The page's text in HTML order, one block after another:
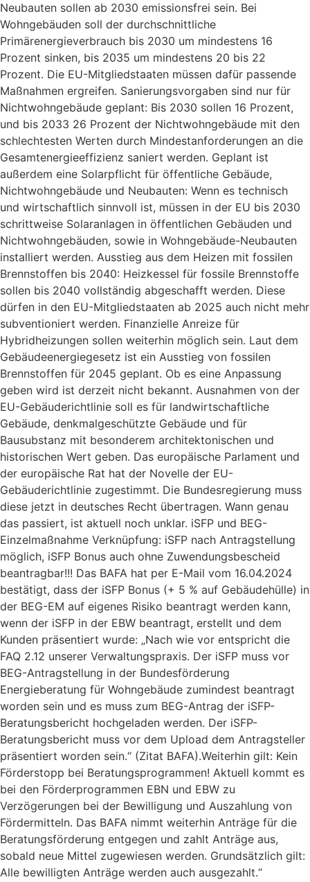
Neubauten sollen ab 2030 emissionsfrei sein. Bei
Wohngebäuden soll der durchschnittliche
Primärenergieverbrauch bis 2030 um mindestens 16
Prozent sinken, bis 2035 um mindestens 20 bis 22
Prozent. Die EU-Mitgliedstaaten müssen dafür passende
Maßnahmen ergreifen. Sanierungsvorgaben sind nur für
Nichtwohngebäude geplant: Bis 2030 sollen 16 Prozent,
und bis 2033 26 Prozent der Nichtwohngebäude mit den
schlechtesten Werten durch Mindestanforderungen an die
Gesamtenergieeffizienz saniert werden. Geplant ist
außerdem eine Solarpflicht für öffentliche Gebäude,
Nichtwohngebäude und Neubauten: Wenn es technisch
und wirtschaftlich sinnvoll ist, müssen in der EU bis 2030
schrittweise Solaranlagen in öffentlichen Gebäuden und
Nichtwohngebäuden, sowie in Wohngebäude-Neubauten
installiert werden. Ausstieg aus dem Heizen mit fossilen
Brennstoffen bis 2040: Heizkessel für fossile Brennstoffe
sollen bis 2040 vollständig abgeschafft werden. Diese
dürfen in den EU-Mitgliedstaaten ab 2025 auch nicht mehr
subventioniert werden. Finanzielle Anreize für
Hybridheizungen sollen weiterhin möglich sein. Laut dem
Gebäudeenergiegesetz ist ein Ausstieg von fossilen
Brennstoffen für 2045 geplant. Ob es eine Anpassung
geben wird ist derzeit nicht bekannt. Ausnahmen von der
EU-Gebäuderichtlinie soll es für landwirtschaftliche
Gebäude, denkmalgeschützte Gebäude und für
Bausubstanz mit besonderem architektonischen und
historischen Wert geben. Das europäische Parlament und
der europäische Rat hat der Novelle der EU-
Gebäuderichtlinie zugestimmt. Die Bundesregierung muss
diese jetzt in deutsches Recht übertragen. Wann genau
das passiert, ist aktuell noch unklar. iSFP und BEG-
Einzelmaßnahme Verknüpfung: iSFP nach Antragstellung
möglich, iSFP Bonus auch ohne Zuwendungsbescheid
beantragbar!!! Das BAFA hat per E-Mail vom 16.04.2024
bestätigt, dass der iSFP Bonus (+ 5 % auf Gebäudehülle) in
der BEG-EM auf eigenes Risiko beantragt werden kann,
wenn der iSFP in der EBW beantragt, erstellt und dem
Kunden präsentiert wurde: „Nach wie vor entspricht die
FAQ 2.12 unserer Verwaltungspraxis. Der iSFP muss vor
BEG-Antragstellung in der Bundesförderung
Energieberatung für Wohngebäude zumindest beantragt
worden sein und es muss zum BEG-Antrag der iSFP-
Beratungsbericht hochgeladen werden. Der iSFP-
Beratungsbericht muss vor dem Upload dem Antragsteller
präsentiert worden sein.“ (Zitat BAFA).Weiterhin gilt: Kein
Förderstopp bei Beratungsprogrammen! Aktuell kommt es
bei den Förderprogrammen EBN und EBW zu
Verzögerungen bei der Bewilligung und Auszahlung von
Fördermitteln. Das BAFA nimmt weiterhin Anträge für die
Beratungsförderung entgegen und zahlt Anträge aus,
sobald neue Mittel zugewiesen werden. Grundsätzlich gilt:
Alle bewilligten Anträge werden auch ausgezahlt.“